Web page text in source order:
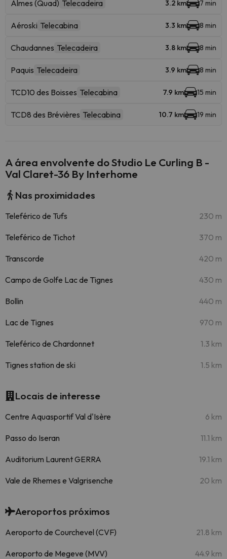
Almes (Quad) Telecadeira 3.2 km 7 min
Aéroski Telecabina 3.3 km 8 min
Chaudannes Telecadeira 3.8 km 8 min
Paquis Telecadeira 3.9 km 8 min
TCD10 des Boisses Telecabina 7.9 km 15 min
TCD8 des Brévières Telecabina 10.7 km 19 min
A área envolvente do Studio Le Curling B -
Val Claret-36 By Interhome
Nas proximidades
Teleférico de Tufs 230 m
Teleférico de Tichot 370 m
Transcorde 420 m
Campo de Golfe Lac de Tignes 430 m
Bollin 440 m
Lac de Tignes 970 m
Teleférico de Chardonnet 1.3 km
Tignes station de ski 1.5 km
Locais de interesse
Centre Aquasportif Val d'Isère 6 km
Passo do Iseran 11.1 km
Auditorium Laurent GERRA 19.1 km
Vale de Rhemes e Valgrisenche 20 km
Aeroportos próximos
Aeroporto de Courchevel (CVF) 21.8 km
Aeroporto de Megeve (MVV) 44.9 km